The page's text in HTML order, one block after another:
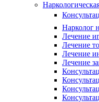
Нарколог
Лечение
Лечение
Лечение
Лечение